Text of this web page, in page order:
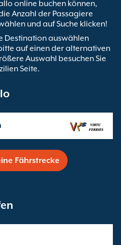
online buchen können,
Anzahl der Passagiere
und auf Suche klicken!
Destination auswählen
auf einen der alternativen
Auswahl besuchen Sie
Seite.
Fährstrecke